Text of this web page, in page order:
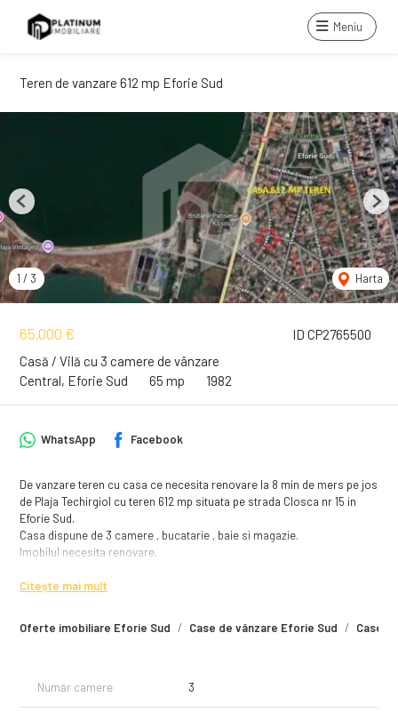
Meniu
Teren de vanzare 612 mp Eforie Sud
ID CP2765500
65,000 €
Casă / Vilă cu 3 camere de vânzare
Central, Eforie Sud
65 mp 1982
1 / 3 Harta
Previous Next
Oferte imobiliare Eforie Sud Case de vânzare Eforie Sud Case
WhatsApp Facebook
De vanzare teren cu casa ce necesita renovare la 8 min de mers pe jos
de Plaja Techirgiol cu teren 612 mp situata pe strada Closca nr 15 in
Eforie Sud.
Casa dispune de 3 camere , bucatarie , baie si magazie.
Imobilul necesita renovare.
Citește mai mult
Număr camere 3